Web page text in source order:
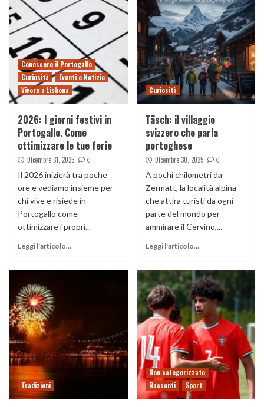
Conoscere il Portogallo
Curiosità
Eventi e Notizie
Vivere a Lisbona
2026: I giorni festivi in
Portogallo. Come
ottimizzare le tue ferie
Dicembre 31, 2025 0
Il 2026 inizierà tra poche
ore e vediamo insieme per
chi vive e risiede in
Portogallo come
ottimizzare i propri...
Leggi l'articolo...
Curiosità
Täsch: il villaggio
svizzero che parla
portoghese
Dicembre 30, 2025 0
A pochi chilometri da
Zermatt, la località alpina
che attira turisti da ogni
parte del mondo per
ammirare il Cervino,...
Leggi l'articolo...
Tradizioni
Non categorizzato
Racconti
Sport